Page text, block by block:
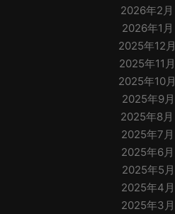
2026年2月
2026年1月
2025年12月
2025年11月
2025年10月
2025年9月
2025年8月
2025年7月
2025年6月
2025年5月
2025年4月
2025年3月